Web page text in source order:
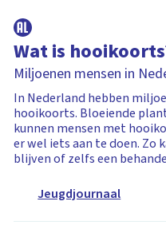
Wat is
Miljoenen mensen in
In Nederland hebben
hooikoorts. Bloeiende
kunnen mensen met
er wel iets aan te doen. Zo
blijven of zelfs een
Jeugdjournaal